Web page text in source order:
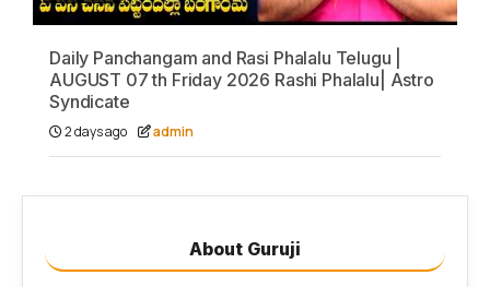
Daily Panchangam and Rasi Phalalu Telugu |
AUGUST 07 th Friday 2026 Rashi Phalalu| Astro
Syndicate
2 days ago admin
About Guruji